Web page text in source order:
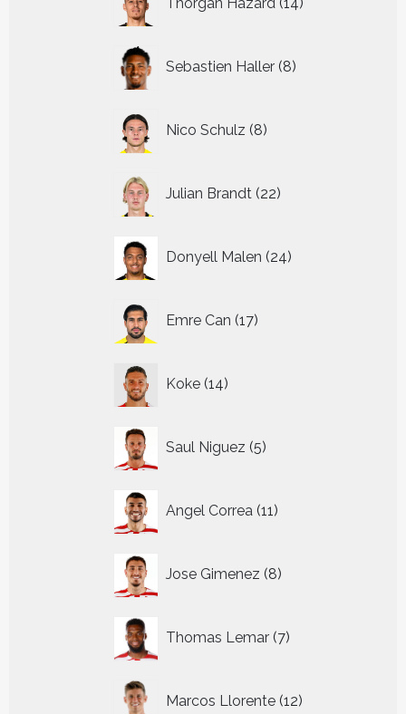
producten
Sebastien Haller 8
producten
Nico Schulz 8
producten
Julian Brandt 22
producten
Donyell Malen 24
producten
Emre Can 17
producten
Koke 14
producten
Saul Niguez 5
producten
Angel Correa 11
producten
Jose Gimenez 8
producten
Thomas Lemar 7
producten
Marcos Llorente 12